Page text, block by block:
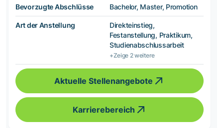
Bevorzugte Abschlüsse Bachelor, Master, Promotion
Art der Anstellung
Direkteinstieg,
Festanstellung, Praktikum,
Studienabschlussarbeit
+Zeige 2 weitere
Aktuelle Stellenangebote
Karrierebereich